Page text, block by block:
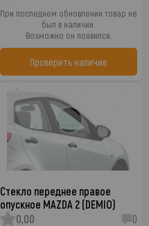
При последнем обновлении товар не
был в наличии.
Возможно он появился.
Проверить наличие
Стекло переднее правое
опускное MAZDA 2 (DEMIO)
0,00
0